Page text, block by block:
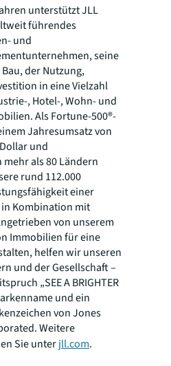
unterstützt JLL
führendes
und
seine
der Nutzung,
in eine Vielzahl
, Hotel-, Wohn- und
Als Fortune-500®-
Jahresumsatz von
und
als 80 Ländern
rund 112.000
einer
Kombination mit
von unserem
Immobilien für eine
helfen wir unseren
und der Gesellschaft –
„SEE A BRIGHTER
und ein
von Jones
Weitere
Sie unterjll.com.